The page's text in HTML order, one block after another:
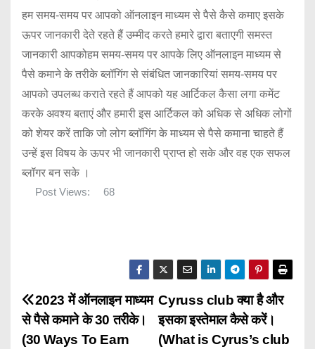
हम समय-समय पर आपको ऑनलाइन माध्यम से पैसे कैसे कमाए इसके
ऊपर जानकारी देते रहते हैं उम्मीद करते हमारे द्वारा बताएगी समस्त
जानकारी आपकोहम समय-समय पर आपके लिए ऑनलाइन माध्यम से
पैसे कमाने के तरीके ब्लॉगिंग से संबंधित जानकारियां समय-समय पर
आपको उपलब्ध कराते रहते हैं आपको यह आर्टिकल कैसा लगा कमेंट
करके अवश्य बताएं और हमारी इस आर्टिकल को अधिक से अधिक लोगों
को शेयर करें ताकि जो लोग ब्लॉगिंग के माध्यम से पैसे कमाना चाहते हैं
उन्हें इस विषय के ऊपर भी जानकारी प्राप्त हो सके और वह एक सफल
ब्लॉगर बन सके ।
Post Views:
68
P
o
Cyruss club क्या है और
इसका इस्तेमाल कैसे करें।
(What is Cyrus’s club
2023 में ऑनलाइन माध्यम
से पैसे कमाने के 30 तरीके।
(30 Ways To Earn